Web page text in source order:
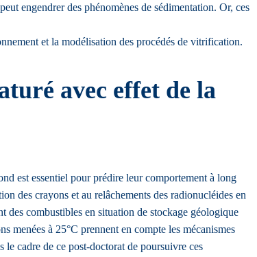
engendrer des phénomènes de sédimentation. Or, ces
et la modélisation des procédés de vitrification.
avec effet de la
est essentiel pour prédire leur comportement à long
des crayons et au relâchements des radionucléides en
combustibles en situation de stockage géologique
à 25°C prennent en compte les mécanismes
le cadre de ce post-doctorat de poursuivre ces